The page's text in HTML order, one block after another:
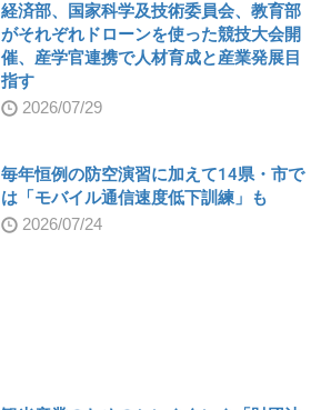
経済部、国家科学及技術委員会、教育部
がそれぞれドローンを使った競技大会開
催、産学官連携で人材育成と産業発展目
指す
2026/07/29
毎年恒例の防空演習に加えて14県・市で
は「モバイル通信速度低下訓練」も
2026/07/24